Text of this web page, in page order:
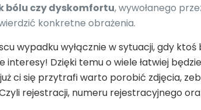
bólu czy dyskomfortu, wywołanego
konkretne obrażenia.
wypadku wyłącznie w sytuacji, gdy
Dzięki temu o wiele łatwiej
ci się przytrafi warto porobić zdjęcia,
rejestracji, numeru rejestracyjnego